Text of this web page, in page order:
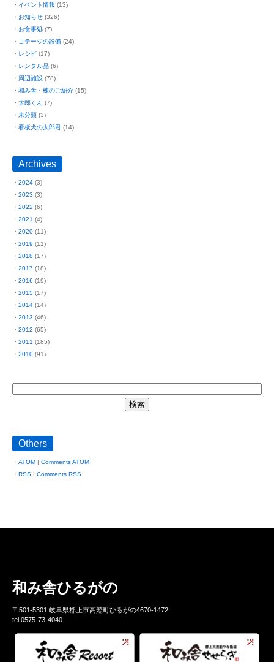
イベント情報 (13)
お知らせ (326)
お食事処 (7)
コテージの設備 (24)
レシピ (17)
レンタル品 (6)
周辺施設 (78)
和み舎・棟のご紹介 (15)
太郎くん (7)
未分類 (3)
看板犬の太郎君 (14)
Archives
2024 (3)
2023 (3)
2022 (6)
2021 (4)
2020 (11)
2019 (11)
2018 (17)
2017 (18)
2016 (19)
2015 (17)
2014 (14)
2013 (46)
2012 (65)
2011 (185)
2010 (91)
Others
ATOM | Comments ATOM
RSS | Comments RSS
和み舎ひるがの
〒501-5301 岐阜県郡上市高鷲町ひるがの4670-1472
tel.0575-73-4040